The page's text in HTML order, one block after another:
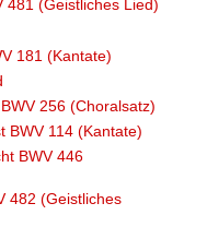
481 (Geistliches Lied)
181 (Kantate)
256 (Choralsatz)
BWV 114 (Kantate)
BWV 446
482 (Geistliches